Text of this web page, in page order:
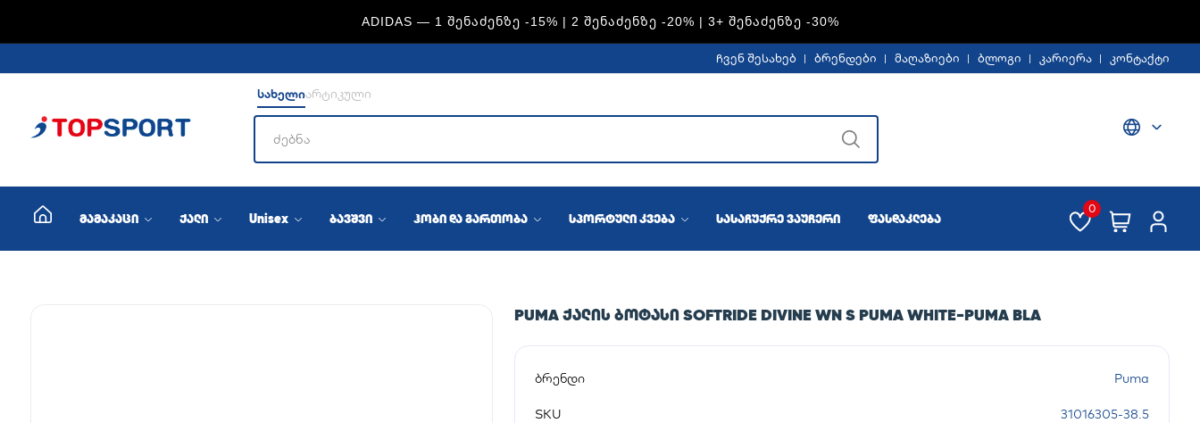
ADIDAS — 1 ᲨᲔᲜᲐᲫᲔᲜᲖᲔ -15% | 2 ᲨᲔᲜᲐᲫᲔᲜᲖᲔ -20% | 3+ ᲨᲔᲜᲐᲫᲔᲜᲖᲔ -30%
ჩვენ შესახებ ბრენდები მაღაზიები ბლოგი კარიერა კონტაქტი
სახელიარტიკული
მამაკაცი ქალი Unisex ბავშვი ჰობი და გართობა სპორტული კვება სასაჩუქრე ვაუჩერი ფასდაკლება
0
PUMA ᲥᲐᲚᲘᲡ ᲑᲝᲢᲐᲡᲘ SOFTRIDE DIVINE WN S PUMA WHITE-PUMA BLA
ბრენდი Puma
SKU 31016305-38.5